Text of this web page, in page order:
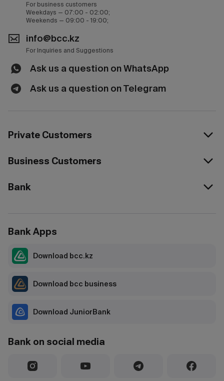
For business customers
Weekdays — 07:00 - 02:00;
Weekends — 09:00 - 19:00;
info@bcc.kz
For Inquiries and Suggestions
Ask us a question on WhatsApp
Ask us a question on Telegram
Private Customers
Business Customers
Bank
Bank on social media
Bank Apps
Download bcc.kz
Download bcc business
Download JuniorBank